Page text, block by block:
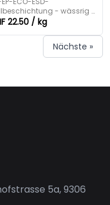
- wässrig -
22.50 / kg
Nächste »
5a, 9306